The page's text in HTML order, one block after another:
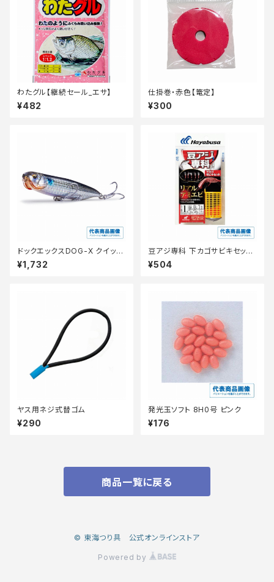
わたグル【継続セール_エサ】
¥482
仕掛巻・赤色【篭定】
¥300
ドックエックスDOG-X クイック
ウォーカー SW
¥1,732
豆アジ専科 下カゴサビキセット
リアルアミエビ HA212ー0.5ー
0.6
¥504
ヤス用ネジ式替ゴム
¥290
発光玉ソフト 8H0号 ピンク
¥176
商品一覧に戻る
© 東海つり具 公式オンラインストア
Powered by